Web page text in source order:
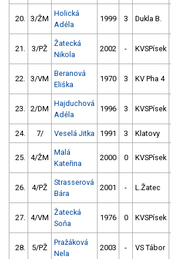
20. 3/ŽM
Holická
Adéla
1999 3 Dukla B.
21. 3/PŽ
Žatecká
Nikola
2002 - KVSPísek
22. 3/VM
Beranová
Eliška
1970 3 KV Pha 4
23. 2/DM
Hajduchová
Adéla
1996 3 KVSPísek
24. 7/ Veselá Jitka 1991 3 Klatovy
25. 4/ŽM
Malá
Kateřina
2000 0 KVSPísek
26. 4/PŽ
Strasserová
Bára
2001 - L.Žatec
27. 4/VM
Žatecká
Soňa
1976 0 KVSPísek
28. 5/PŽ
Pražáková
Nela
2003 - VS Tábor